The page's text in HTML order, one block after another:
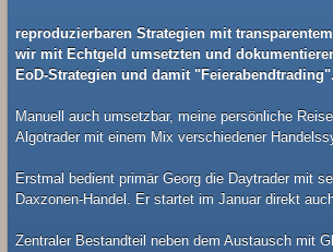
reproduzierbaren Strategien mit
wir mit Echtgeld umsetzten und
EoD-Strategien und damit "Feierabendtrading".
Manuell auch umsetzbar, meine persönliche
Algotrader mit einem Mix verschiedener
Erstmal bedient primär Georg die Daytrader mit
Daxzonen-Handel. Er startet im Januar direkt
Zentraler Bestandteil neben dem Austausch mit